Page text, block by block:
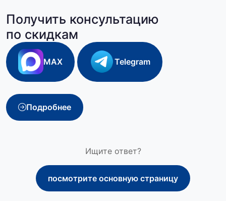
Получить консультацию
по скидкам
MAX Telegram
Подробнее
Ищите ответ?
посмотрите основную страницу